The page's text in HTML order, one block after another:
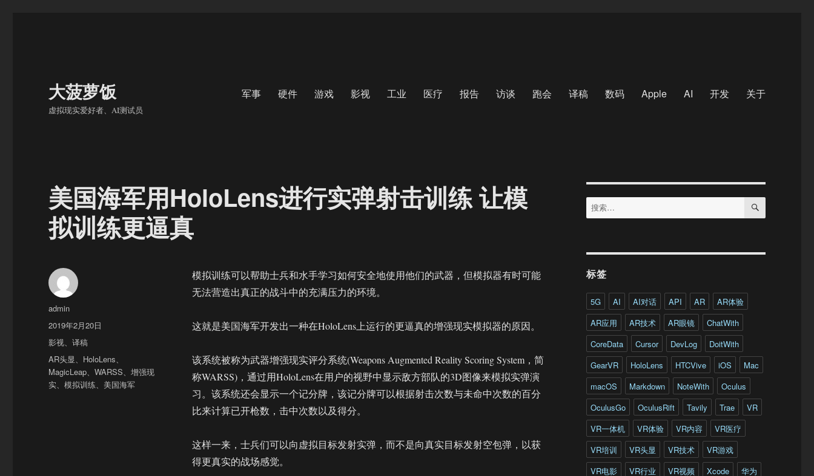
大菠萝饭
虚拟现实爱好者、AI测试员
军事 硬件 游戏 影视 工业 医疗 报告 访谈 跑会 译稿 数码 Apple AI 开发 关于
美国海军用HoloLens进行实弹射击训练 让模
拟训练更逼真
模拟训练可以帮助士兵和水手学习如何安全地使用他们的武器，但模拟器有时可能
无法营造出真正的战斗中的充满压力的环境。
这就是美国海军开发出一种在HoloLens上运行的更逼真的增强现实模拟器的原因。
该系统被称为武器增强现实评分系统(Weapons Augmented Reality Scoring System，简
称WARSS)，通过用HoloLens在用户的视野中显示敌方部队的3D图像来模拟实弹演
习。该系统还会显示一个记分牌，该记分牌可以根据射击次数与未命中次数的百分
比来计算已开枪数，击中次数以及得分。
这样一来，士兵们可以向虚拟目标发射实弹，而不是向真实目标发射空包弹，以获
得更真实的战场感觉。
作
者
admin
发
布
于
2019年2月20日
分
类
影视、译稿
标
签
AR头显、 HoloLens、
MagicLeap、WARSS、增强现
实、模拟训练、 美国海军
搜
索：
搜
标签
5G AI AI对话 API AR
AR体验
AR应用
AR技术 AR眼镜
ChatWith
CoreData
Cursor DevLog
DoitWith
GearVR
HoloLens HTCVive iOS
Mac
macOS
Markdown NoteWith
Oculus
OculusGo
OculusRift Tavily Trae
VR
VR一体机
VR体验 VR内容
VR医疗
VR培训
VR头显 VR技术
VR游戏
VR电影
VR行业 VR视频 Xcode
华为